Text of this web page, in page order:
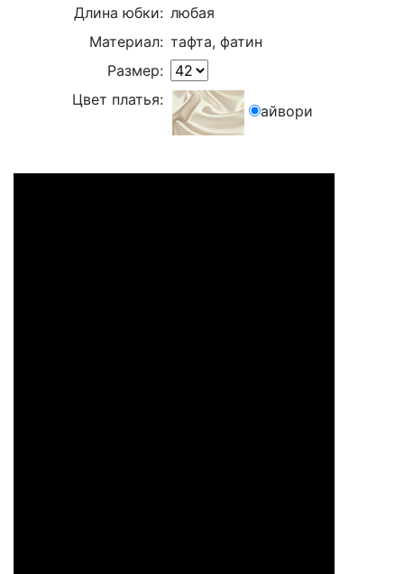
Длина юбки: любая
Материал: тафта, фатин
Размер:
Цвет платья:
айвори